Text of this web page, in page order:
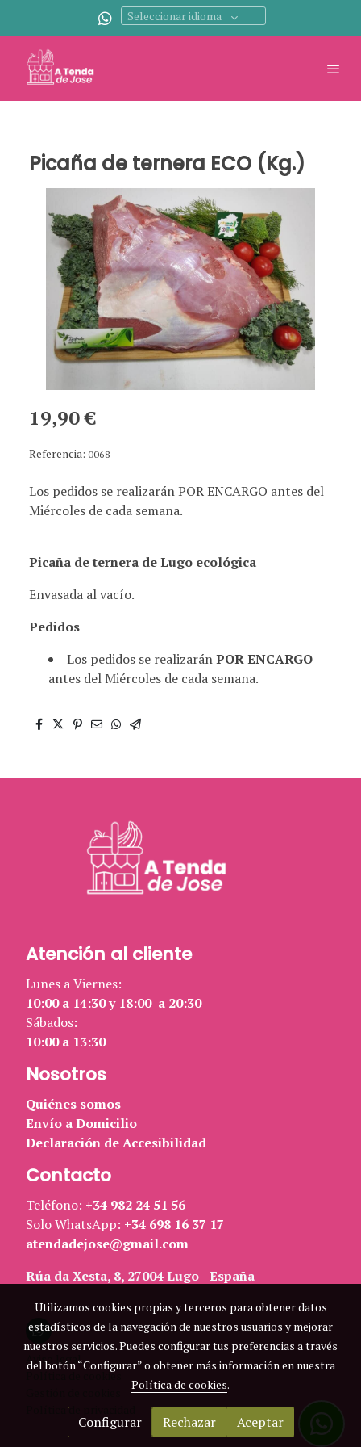
Seleccionar idioma
Picaña de ternera ECO (Kg.)
19,90 €
Referencia: 0068
Los pedidos se realizarán POR ENCARGO antes del
Miércoles de cada semana.
Picaña de ternera de Lugo ecológica
Envasada al vacío.
Pedidos
Los pedidos se realizaránPOR ENCARGO
antes del Miércoles de cada semana.
Atención al cliente
Lunes a Viernes:
10:00 a 14:30 y 18:00 a 20:30
Sábados:
10:00 a 13:30
Nosotros
Quiénes somos
Envío a Domicilio
Declaración de Accesibilidad
Contacto
Teléfono: +34 982 24 51 56
Solo WhatsApp: +34 698 16 37 17
atendadejose@gmail.com
Rúa da Xesta, 8, 27004 Lugo - España
Aviso legal
Política de cookies
Política de privacidad
Utilizamos cookies propias y terceros para obtener datos
estadísticos de la navegación de nuestros usuarios y mejorar
nuestros servicios. Puedes configurar tus preferencias a través
del botón “Configurar” o obtener más información en nuestra
Política de cookies.
Configurar Rechazar Aceptar